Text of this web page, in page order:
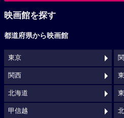
映画館を探す
都道府県から映画館
東京
関西
北海道
甲信越